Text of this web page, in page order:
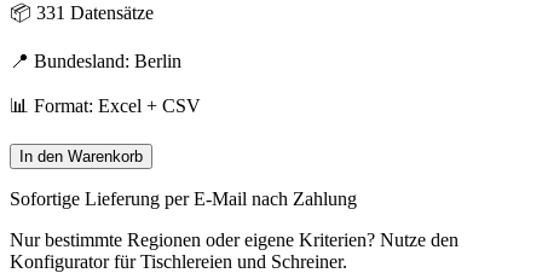
📦 331 Datensätze
📍 Bundesland: Berlin
📊 Format: Excel + CSV
In den Warenkorb
Sofortige Lieferung per E-Mail nach Zahlung
Nur bestimmte Regionen oder eigene Kriterien? Nutze den
Konfigurator fürTischlereien und Schreiner.